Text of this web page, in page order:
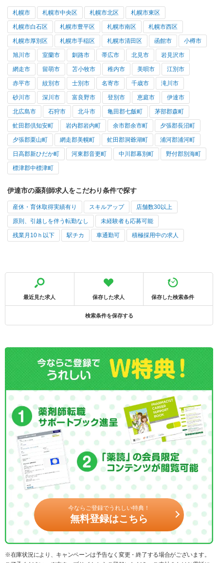
札幌市 札幌市中央区 札幌市北区 札幌市東区
札幌市白石区 札幌市豊平区 札幌市南区 札幌市西区
札幌市厚別区 札幌市手稲区 札幌市清田区 函館市 小樽市
旭川市 室蘭市 釧路市 帯広市 北見市 岩見沢市
網走市 留萌市 苫小牧市 稚内市 美唄市 江別市
赤平市 紋別市 士別市 名寄市 千歳市 滝川市
砂川市 深川市 富良野市 登別市 恵庭市 伊達市
北広島市 石狩市 北斗市 亀田郡七飯町 茅部郡森町
虻田郡倶知安町 岩内郡岩内町 余市郡余市町 夕張郡長沼町
夕張郡栗山町 網走郡美幌町 虻田郡洞爺湖町 浦河郡浦河町
日高郡新ひだか町 河東郡音更町 中川郡幕別町 野付郡別海町
標津郡中標津町
伊達市の薬剤師求人をこだわり条件で探す
産休・育休取得実績有り スキルアップ 店舗数30以上
原則、引越しを伴う転勤なし 未経験者も応募可能
残業月10ｈ以下 駅チカ 車通勤可 積極採用中の求人
最近見た求人 保存した求人 保存した検索条件
検索条件を保存する
今ならご登録でうれしい特典！
無料登録はこちら
※在庫状況により、キャンペーンは予告なく変更・終了する場合がございます。